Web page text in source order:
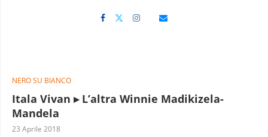
NERO SU BIANCO
Itala Vivan ▸ L’altra Winnie Madikizela-
Mandela
23 Aprile 2018